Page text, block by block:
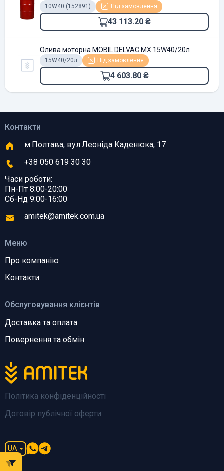
10W40 (152891) Під замовлення
43 113.20 ₴
Олива моторна MOBIL DELVAC MX 15W40/20л
15W40/20л Під замовлення
4 603.80 ₴
Політика конфіденційності
Договір публічної оферти
UA
Обслуговування клієнтів
Доставка та оплата
Повернення та обмін
Меню
Про компанію
Контакти
Контакти
м.Полтава, вул.Леоніда Каденюка, 17
+38 050 619 30 30
Часи роботи:
Пн-Пт 8:00-20:00
Сб-Нд 9:00-16:00
amitek@amitek.com.ua